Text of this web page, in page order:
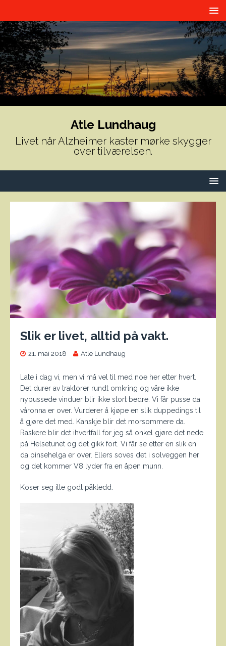
Atle Lundhaug
Livet når Alzheimer kaster mørke skygger
over tilværelsen.
Slik er livet, alltid på vakt.
21. mai 2018 Atle Lundhaug
Late i dag vi, men vi må vel til med noe her etter hvert.
Det durer av traktorer rundt omkring og våre ikke
nypussede vinduer blir ikke stort bedre. Vi får pusse da
våronna er over. Vurderer å kjøpe en slik duppedings til
å gjøre det med. Kanskje blir det morsommere da.
Raskere blir det ihvertfall for jeg så onkel gjøre det nede
på Helsetunet og det gikk fort. Vi får se etter en slik en
da pinsehelga er over. Ellers soves det i solveggen her
og det kommer V8 lyder fra en åpen munn.
Koser seg ille godt påkledd.